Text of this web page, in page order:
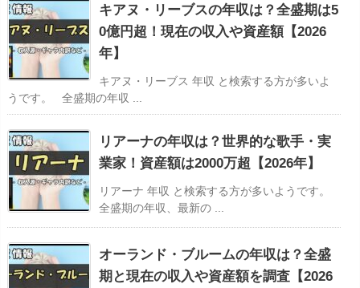
キアヌ・リーブスの年収は？全盛期は5
0億円超！現在の収入や資産額【2026
年】
キアヌ・リーブス 年収 と検索する方が多いよ
うです。 全盛期の年収 ...
リアーナの年収は？世界的な歌手・実
業家！資産額は2000万超【2026年】
リアーナ 年収 と検索する方が多いようです。
全盛期の年収、最新の ...
オーランド・ブルームの年収は？全盛
期と現在の収入や資産額を調査【2026